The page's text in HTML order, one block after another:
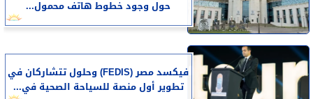
حول وجود خطوط هاتف محمول...
فيكسد مصر (FEDIS) وحلول تتشاركان في
تطوير أول منصة للسياحة الصحية في...